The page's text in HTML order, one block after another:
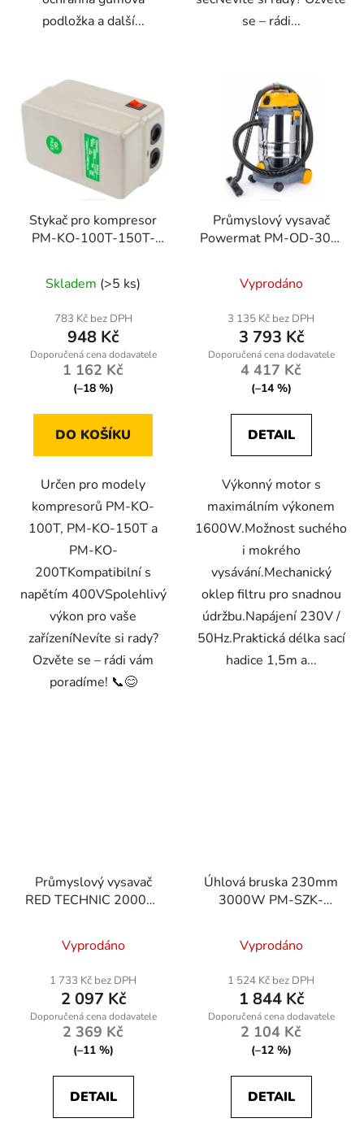
podložka a další...
se – rádi...
Stykač pro kompresor
PM-KO-100T-150T-
Skladem (>5 ks)
783 Kč bez DPH
948 Kč
1 162 Kč
(–18 %)
DO KOŠÍKU
Určen pro modely
kompresorů PM-KO-
100T, PM-KO-150T a
PM-KO-
200TKompatibilní s
napětím 400VSpolehlivý
výkon pro vaše
zařízeníNevíte si rady?
Ozvěte se – rádi vám
poradíme! 📞😊
Průmyslový vysavač
Powermat PM-OD-30M
suché/mokré s
mechanickým oklepem
Vyprodáno
3 135 Kč bez DPH
3 793 Kč
4 417 Kč
(–14 %)
DETAIL
Výkonný motor s
maximálním výkonem
1600W.Možnost suchého
i mokrého
vysávání.Mechanický
oklep filtru pro snadnou
údržbu.Napájení 230V /
50Hz.Praktická délka sací
hadice 1,5m a...
Průmyslový vysavač
RED TECHNIC 2000W
RTODP0043
Vyprodáno
1 733 Kč bez DPH
2 097 Kč
2 369 Kč
(–11 %)
DETAIL
Úhlová bruska 230mm
3000W PM-SZK-
Vyprodáno
1 524 Kč bez DPH
1 844 Kč
2 104 Kč
(–12 %)
DETAIL